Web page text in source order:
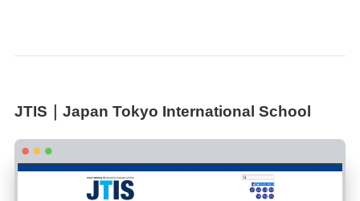
JTIS｜Japan Tokyo International School